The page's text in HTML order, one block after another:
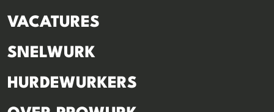
VACATURES
SNELWURK
HURDEWURKERS